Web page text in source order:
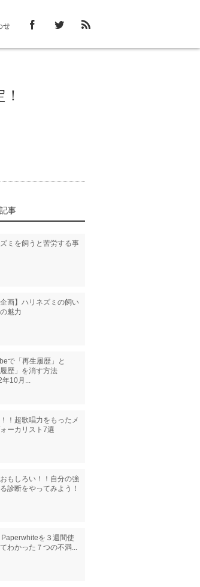
せ
事
ミを飼うと苦労する事
企画】ハリネズミの飼い
魅力
で「再生履歴」と
履歴」を消す方法
年10月...
！超歌唱力をもったメ
ーカリスト7選
もしろい！！自分の強
診断をやってみよう！
Paperwhiteを３週間使
わかった７つの不満...